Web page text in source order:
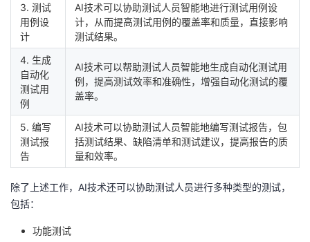
我
的
课
程
我
的
认
证
我
的
实
验
我
的
收
的
技
术
支
持
我
的
云
声
建
议
3. 测试
用例设
计
AI技术可以协助测试人员智能地进行测试用例设
计，从而提高测试用例的覆盖率和质量，直接影响
测试结果。
4. 生成
自动化
测试用
例
AI技术可以帮助测试人员智能地生成自动化测试用
例，提高测试效率和准确性，增强自动化测试的覆
盖率。
5. 编写
测试报
告
AI技术可以协助测试人员智能地编写测试报告，包
括测试结果、缺陷清单和测试建议，提高报告的质
量和效率。
除了上述工作，AI技术还可以协助测试人员进行多种类型的测试，
包括：
功能测试